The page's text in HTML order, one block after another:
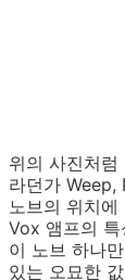
위의 사진처
라던가 Weep,
노브의 위치
Vox 앰프의 특
이 노브 하나
있는 오묘한